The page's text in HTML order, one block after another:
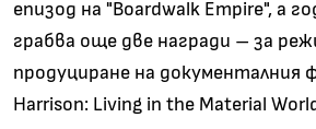
епизод на "Boardwalk Empire", а
грабва още две награди – за
продуциране на документалния
Harrison: Living in the Material